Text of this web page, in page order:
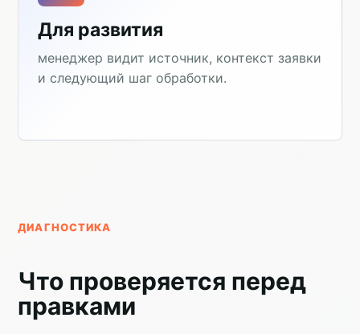
Для развития
менеджер видит источник, контекст заявки
и следующий шаг обработки.
ДИАГНОСТИКА
Что проверяется перед
правками